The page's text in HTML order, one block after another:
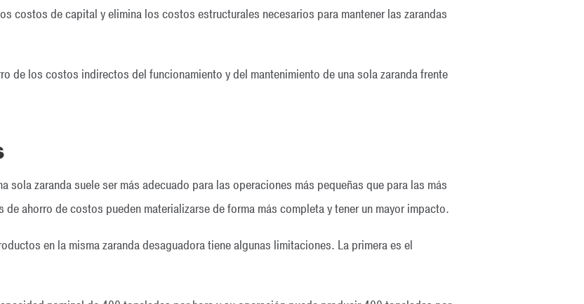
costos de capital y elimina los costos estructurales necesarios para mantener las zarandas
de los costos indirectos del funcionamiento y del mantenimiento de una sola zaranda frente
sola zaranda suele ser más adecuado para las operaciones más pequeñas que para las más
de ahorro de costos pueden materializarse de forma más completa y tener un mayor impacto.
en la misma zaranda desaguadora tiene algunas limitaciones. La primera es el